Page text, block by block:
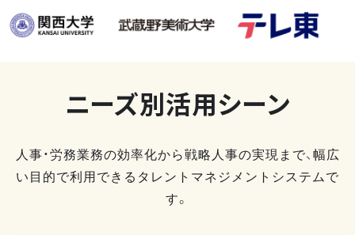
ニーズ別活用シーン
人事・労務業務の効率化から戦略人事の実現まで、幅広
い目的で利用できるタレントマネジメントシステムで
す。